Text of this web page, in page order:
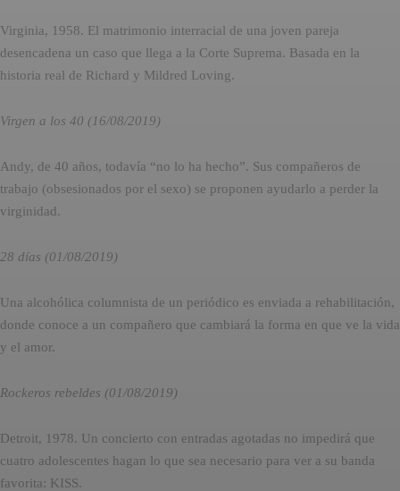
Virginia, 1958. El matrimonio interracial de una joven pareja
desencadena un caso que llega a la Corte Suprema. Basada en la
historia real de Richard y Mildred Loving.
Virgen a los 40 (16/08/2019)
Andy, de 40 años, todavía “no lo ha hecho”. Sus compañeros de
trabajo (obsesionados por el sexo) se proponen ayudarlo a perder la
virginidad.
28 días (01/08/2019)
Una alcohólica columnista de un periódico es enviada a rehabilitación,
donde conoce a un compañero que cambiará la forma en que ve la vida
y el amor.
Rockeros rebeldes (01/08/2019)
Detroit, 1978. Un concierto con entradas agotadas no impedirá que
cuatro adolescentes hagan lo que sea necesario para ver a su banda
favorita: KISS.